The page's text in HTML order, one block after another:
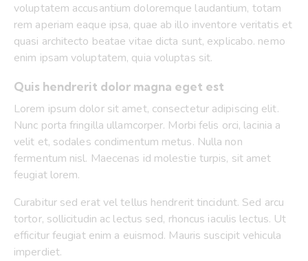
voluptatem accusantium doloremque laudantium, totam
rem aperiam eaque ipsa, quae ab illo inventore veritatis et
quasi architecto beatae vitae dicta sunt, explicabo. nemo
enim ipsam voluptatem, quia voluptas sit.
Quis hendrerit dolor magna eget est
Lorem ipsum dolor sit amet, consectetur adipiscing elit.
Nunc porta fringilla ullamcorper. Morbi felis orci, lacinia a
velit et, sodales condimentum metus. Nulla non
fermentum nisl. Maecenas id molestie turpis, sit amet
feugiat lorem.
Curabitur sed erat vel tellus hendrerit tincidunt. Sed arcu
tortor, sollicitudin ac lectus sed, rhoncus iaculis lectus. Ut
efficitur feugiat enim a euismod. Mauris suscipit vehicula
imperdiet.